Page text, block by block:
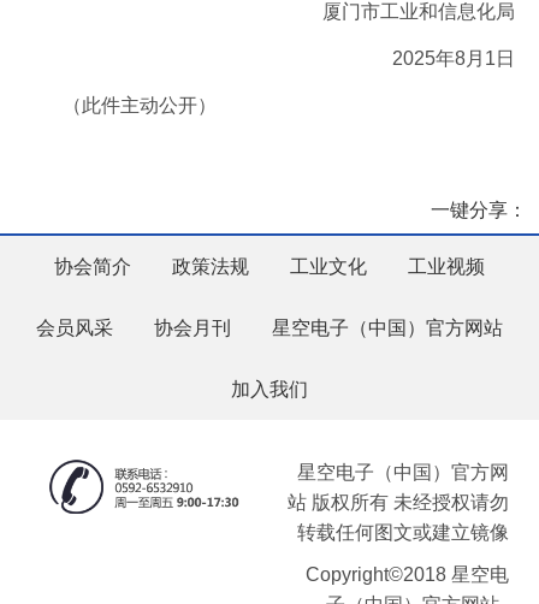
厦门市工业和信息化局
2025年8月1日
（此件主动公开）
一键分享：
协会简介 政策法规 工业文化 工业视频
会员风采 协会月刊 星空电子（中国）官方网站
加入我们
星空电子（中国）官方网
站 版权所有 未经授权请勿
转载任何图文或建立镜像
Copyright©2018 星空电